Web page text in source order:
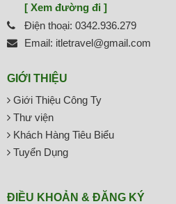
[ Xem đường đi ]
Điện thoại: 0342.936.279
Email: itletravel@gmail.com
GIỚI THIỆU
Giới Thiệu Công Ty
Thư viện
Khách Hàng Tiêu Biểu
Tuyển Dụng
ĐIỀU KHOẢN & ĐĂNG KÝ